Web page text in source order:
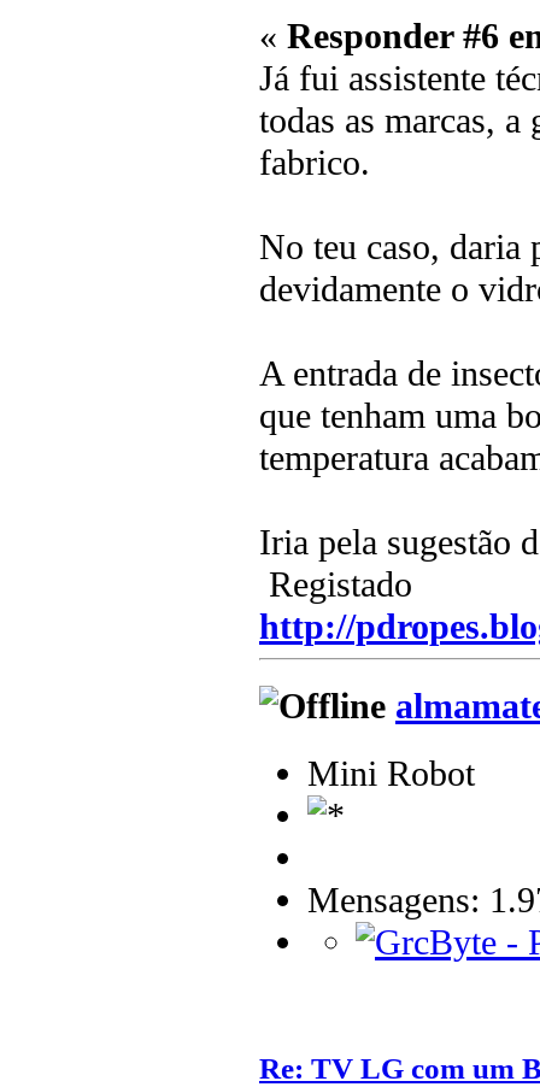
« Responder #6
Já fui assistente
todas as marcas,
fabrico.
No teu caso, daria
devidamente o
A entrada de
que tenham uma
temperatura
Iria pela sugestão
Registado
http://
Mini Robot
Mensagens:
Re: TV LG com um